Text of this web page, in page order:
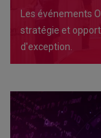
Les événements
stratégie et
d'exception.